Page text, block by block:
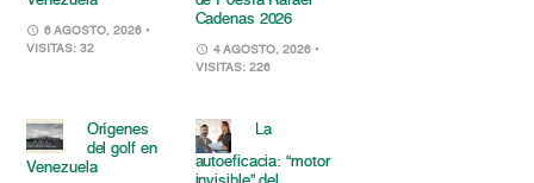
6 AGOSTO, 2026 •
VISITAS: 32
Cadenas 2026
4 AGOSTO, 2026 •
VISITAS: 226
Orígenes
del golf en
Venezuela
La
autoeficacia: “motor